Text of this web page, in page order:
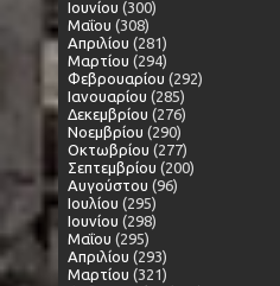
Ιουνίου (300)
Μαΐου (308)
Απριλίου (281)
Μαρτίου (294)
Φεβρουαρίου (292)
Ιανουαρίου (285)
Δεκεμβρίου (276)
Νοεμβρίου (290)
Οκτωβρίου (277)
Σεπτεμβρίου (200)
Αυγούστου (96)
Ιουλίου (295)
Ιουνίου (298)
Μαΐου (295)
Απριλίου (293)
Μαρτίου (321)